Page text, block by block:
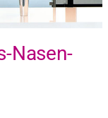
Nasen-